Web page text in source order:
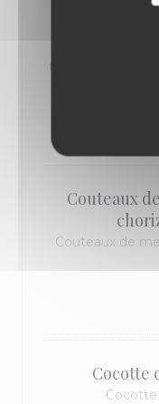
condiments
Croquettes de
Couteaux
Couteaux de
Cocotte